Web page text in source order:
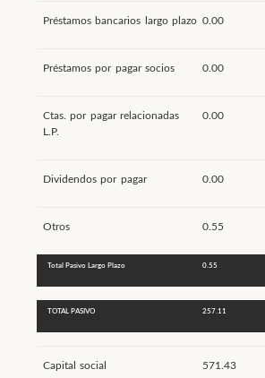
Préstamos bancarios largo plazo 0.00
Préstamos por pagar socios 0.00
Ctas. por pagar relacionadas
L.P.
0.00
Dividendos por pagar 0.00
Otros 0.55
Total Pasivo Largo Plazo 0.55
TOTAL PASIVO 257.11
Capital social 571.43